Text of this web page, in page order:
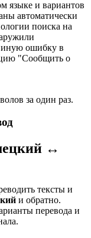
языке и вариантов
автоматически
поиска на
ошибку в
"Сообщить о
за один раз.
↔
тексты и
и обратно.
перевода и